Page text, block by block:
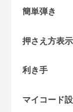
簡単弾き
押さえ方表示
利き手
マイコード